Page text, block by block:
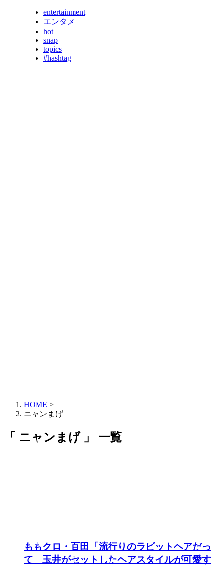
entertainment
エンタメ
hot
snap
topics
#hashtag
HOME >
ニャンまげ
「 ニャンまげ 」 一覧
ももクロ・百田「流行りのラビットヘアだっ
て」玉井がセットしたヘアスタイルが可愛す